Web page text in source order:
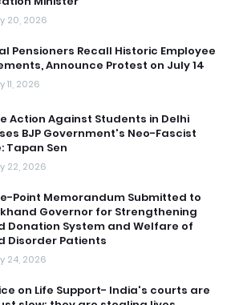
20, 2026
Pensioners Recall Historic Employee
Announce Protest on July 14
11, 2026
Action Against Students in Delhi
BJP Government's Neo-Fascist
Tapan Sen
22, 2026
Point Memorandum Submitted to
Governor for Strengthening
Donation System and Welfare of
Disorder Patients
24, 2026
on Life Support- India's courts are